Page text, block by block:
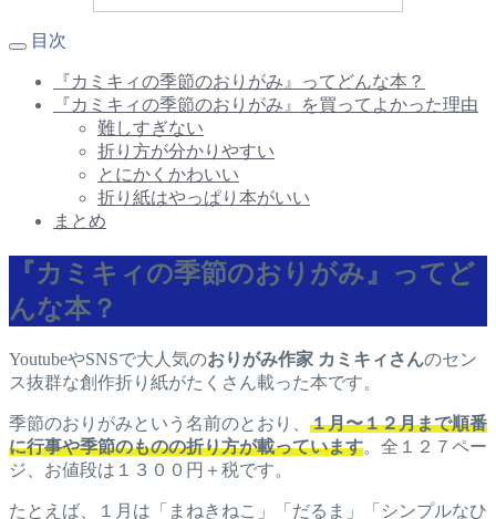
目次
『カミキィの季節のおりがみ』ってどんな本？
『カミキィの季節のおりがみ』を買ってよかった理由
難しすぎない
折り方が分かりやすい
とにかくかわいい
折り紙はやっぱり本がいい
まとめ
『カミキィの季節のおりがみ』ってど
んな本？
YoutubeやSNSで大人気のおりがみ作家 カミキィさんのセン
ス抜群な創作折り紙がたくさん載った本です。
季節のおりがみという名前のとおり、 １月〜１２月まで順番
に行事や季節のものの折り方が載っています。全１２７ペー
ジ、お値段は１３００円＋税です。
たとえば、１月は「まねきねこ」「だるま」「シンプルなひ